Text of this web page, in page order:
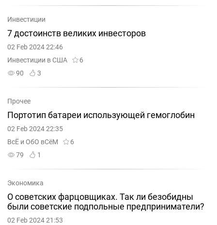
Инвестиции
7 достоинств великих инвесторов
02 Feb 2024 22:46
Инвестиции в США
6
90
3
Прочее
Портотип батареи использующей гемоглобин
02 Feb 2024 22:35
ВсЁ и ОбО вСёМ
6
79
1
Экономика
О советских фарцовщиках. Так ли безобидны
были советские подпольные предприниматели?
02 Feb 2024 21:53